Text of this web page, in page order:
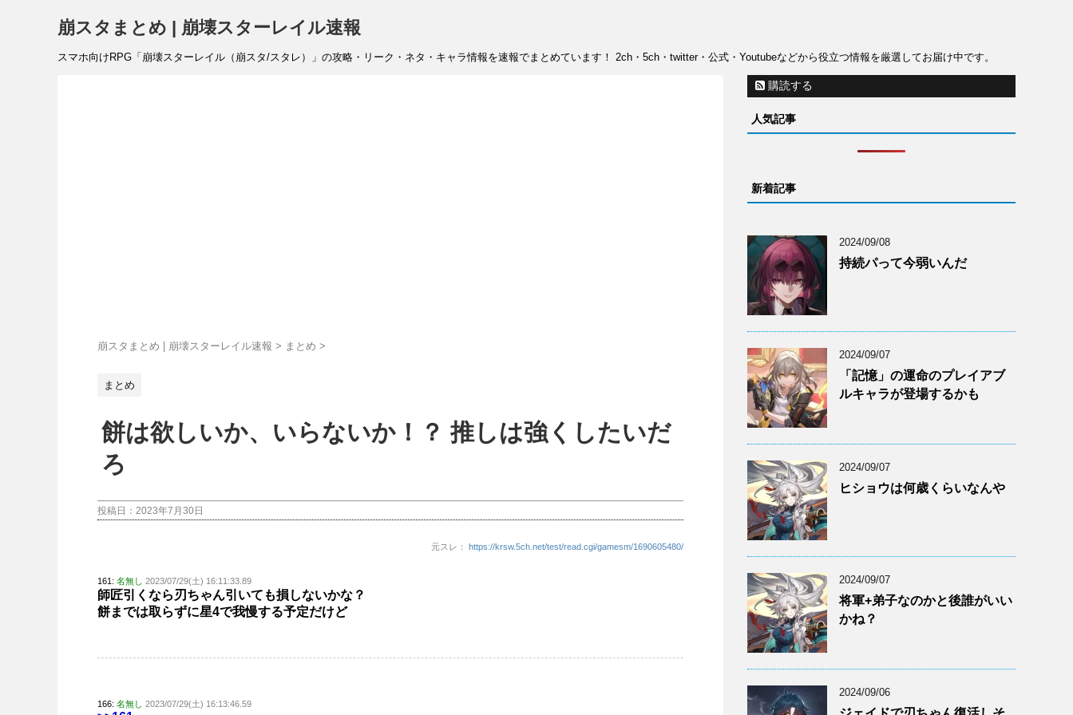
崩スタまとめ | 崩壊スターレイル速報
スマホ向けRPG「崩壊スターレイル（崩スタ/スタレ）」の攻略・リーク・ネタ・キャラ情報を速報でまとめています！ 2ch・5ch・twitter・公式・Youtubeなどから役立つ情報を厳選してお届け中です。
崩スタまとめ | 崩壊スターレイル速報 > まとめ >
まとめ
餅は欲しいか、いらないか！？ 推しは強くしたいだ
ろ
投稿日： 2023年7月30日
元スレ： https://krsw.5ch.net/test/read.cgi/gamesm/1690605480/
161: 名無し 2023/07/29(土) 16:11:33.89
師匠引くなら刃ちゃん引いても損しないかな？
餅までは取らずに星4で我慢する予定だけど
166: 名無し 2023/07/29(土) 16:13:46.59
購読する
人気記事
新着記事
2024/09/08
持続パって今弱いんだ
2024/09/07
「記憶」の運命のプレイアブ
ルキャラが登場するかも
2024/09/07
ヒショウは何歳くらいなんや
2024/09/07
将軍+弟子なのかと後誰がいい
かね？
2024/09/06